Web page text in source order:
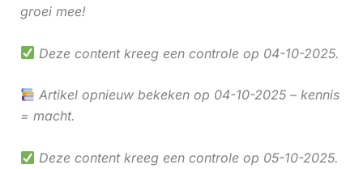
groei mee!
Deze content kreeg een controle op 04-10-2025.
Artikel opnieuw bekeken op 04-10-2025 – kennis
= macht.
Deze content kreeg een controle op 05-10-2025.